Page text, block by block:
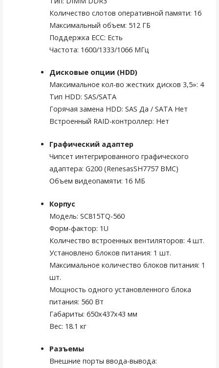
Количество слотов оперативной памяти: 16
Максимальный объем: 512 ГБ
Поддержка ECC: Есть
Частота: 1600/1333/1066 МГц
Дисковые опции (HDD)
Максимальное кол-во жестких дисков 3,5»: 4
Тип HDD: SAS/SATA
Горячая замена HDD: SAS Да / SATA Нет
Встроенный RAID-контроллер: Нет
Графический адаптер
Чипсет интегрированного графического
адаптера: G200 (RenesasSH7757 BMC)
Объем видеопамяти: 16 МБ
Корпус
Модель: SC815TQ-560
Форм-фактор: 1U
Количество встроенных вентиляторов: 4 шт.
Установлено блоков питания: 1 шт.
Максимальное количество блоков питания: 1
шт.
Мощность одного установленного блока
питания: 560 Вт
Габариты: 650x437x43 мм
Вес: 18.1 кг
Разъемы
Внешние порты ввода-вывода: